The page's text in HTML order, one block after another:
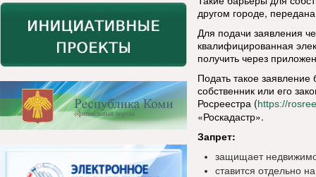
другом городе,
Для подачи заявления
квалифицированная
получить через
Подать такое
собственник или его
Росреестра (https://
«Роскадастр».
Запрет:
защищает
ставится отдельно